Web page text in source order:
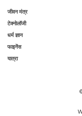
जीवन मंत्र
टेक्नोलॉजी
धर्म ज्ञान
फाइनेंस
यात्रा